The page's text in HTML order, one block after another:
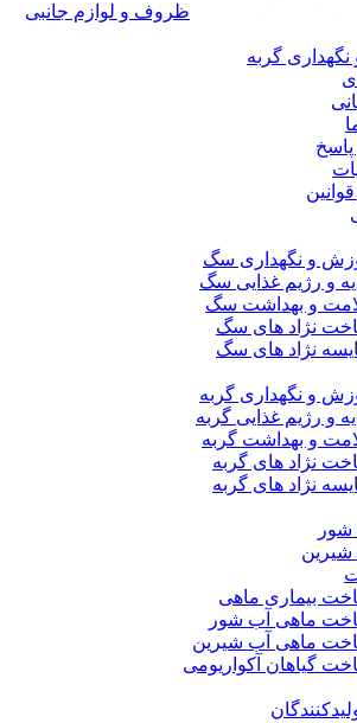
ظروف و لوازم جانبی
گربه
و نگهداری سگ
و رژیم غذایی سگ
و بهداشت سگ
نژاد های سگ
نژاد های سگ
و نگهداری گربه
و رژیم غذایی گربه
و بهداشت گربه
نژاد های گربه
نژاد های گربه
شور
شیرین
بیماری ماهی
ماهی آب شور
ماهی آب شیرین
گیاهان آکواریومی